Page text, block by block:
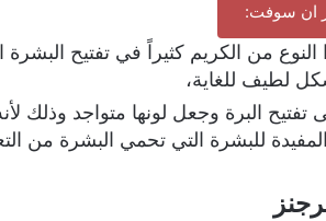
ان سوفت:
من الكريم كثيراً في تفتيح
لطيف للغاية،
تفتيح البرة وجعل لونها متواجد وذلك
للبشرة التي تحمي البشرة من